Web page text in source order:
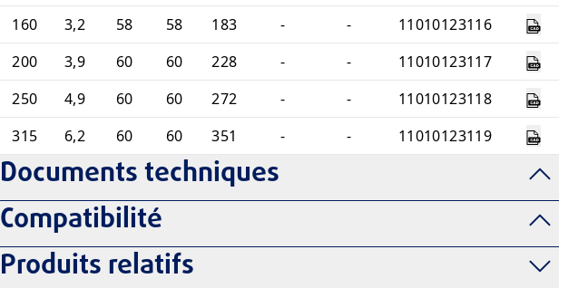
160
3,2 58 58 183 - -
11010123116
200
3,9 60 60 228 - -
11010123117
250
4,9 60 60 272 - -
11010123118
315
6,2 60 60 351 - - 11010123119
Documents techniques
Compatibilité
Produits relatifs